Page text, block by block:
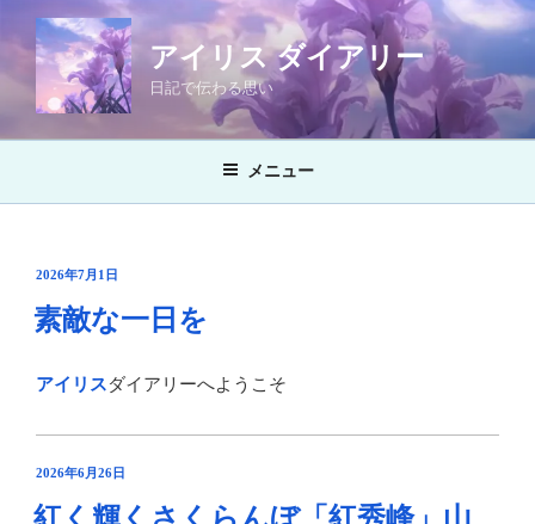
ン
テ
アイリス ダイアリー
日記で伝わる思い
メニュー
投
日:
2026年7月1日
素敵な一日を
アイリスダイアリーへようこそ
投
日:
2026年6月26日